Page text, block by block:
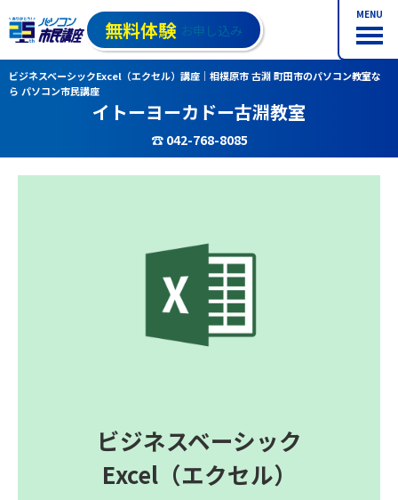
MENU
無料体験 お申し込み
ビジネスベーシックExcel（エクセル）講座｜相模原市 古淵 町田市のパソコン教室な
ら パソコン市民講座
イトーヨーカドー古淵教室
☎ 042-768-8085
ビジネスベーシック
Excel（エクセル）